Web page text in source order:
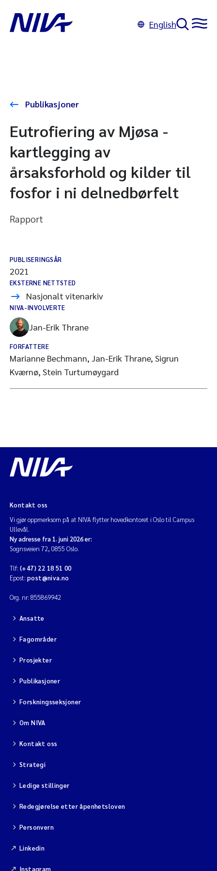
English
Publikasjoner
Eutrofiering av Mjøsa -
kartlegging av
årsaksforhold og kilder til
fosfor i ni delnedbørfelt
Rapport
PUBLISERINGSÅR
2021
EKSTERNE NETTSTED
Nasjonalt vitenarkiv
NIVA-INVOLVERTE
Jan-Erik Thrane
FORFATTERE
Marianne Bechmann, Jan-Erik Thrane, Sigrun
Kværnø, Stein Turtumøygard
Kontakt oss
Vi gjør oppmerksom på at NIVA flytter hovedkontoret i Oslo til Campus
Ullevål.
Ny adresse fra 1. juni 2026 er:
Sognsveien 72, 0855 Oslo.
Tlf: (+47) 22 18 51 00
Epost: post@niva.no
Org. nr: 855869942
Ansatte
Fagområder
Prosjekter
Publikasjoner
Forskningsseksjoner
Om NIVA
Kontakt oss
Strategi
Ledige stillinger
Redegjørelse etter åpenhetsloven
Personvern
Linkedin
Instagram